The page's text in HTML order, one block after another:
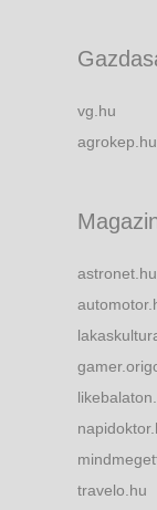
vg.hu
agrokep.hu
astronet.hu
travelo.hu